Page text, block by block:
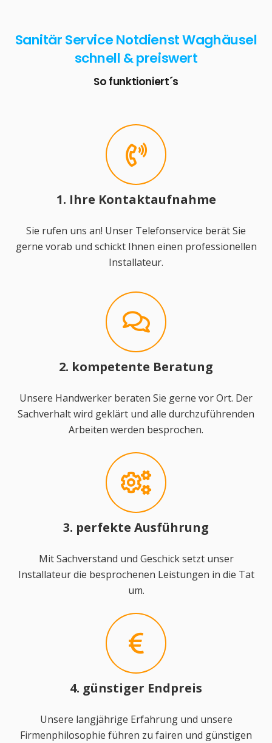
Sanitär Service Notdienst Waghäusel
schnell & preiswert
So funktioniert´s
1. Ihre Kontaktaufnahme
Sie rufen uns an! Unser Telefonservice berät Sie
gerne vorab und schickt Ihnen einen professionellen
Installateur.
2. kompetente Beratung
Unsere Handwerker beraten Sie gerne vor Ort. Der
Sachverhalt wird geklärt und alle durchzuführenden
Arbeiten werden besprochen.
3. perfekte Ausführung
Mit Sachverstand und Geschick setzt unser
Installateur die besprochenen Leistungen in die Tat
um.
4. günstiger Endpreis
Unsere langjährige Erfahrung und unsere
Firmenphilosophie führen zu fairen und günstigen